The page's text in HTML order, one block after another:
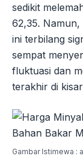
sedikit
62,35.
ini terbilang
sempat
fluktuasi dan
terakhir di
Gambar Istimewa :